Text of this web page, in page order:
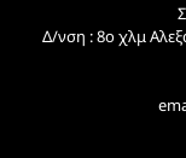
Δ/νση : 8ο χλμ